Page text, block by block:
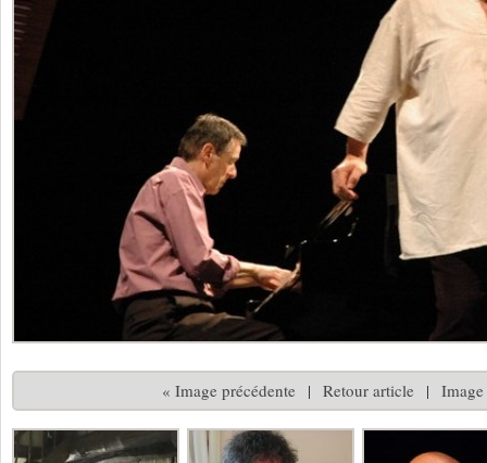
« Image précédente | Retour article |